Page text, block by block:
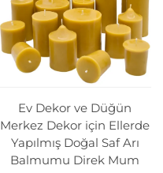
öneme sahip arı
katkı sağlamış
neden
nedenle alerjisi, astımı
olan kişiler için
Ev Dekor ve Düğün
Merkez Dekor için Ellerde
Yapılmış Doğal Saf Arı
Balmumu Direk Mum